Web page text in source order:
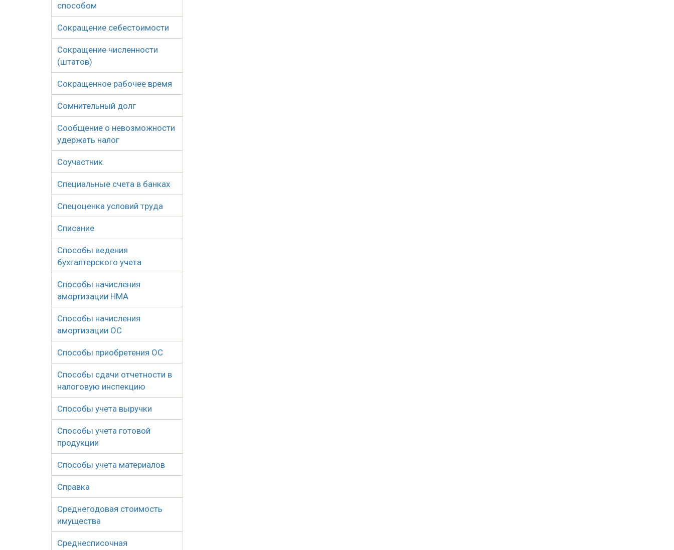
способом
Сокращение себестоимости
Сокращение численности
(штатов)
Сокращенное рабочее время
Сомнительный долг
Сообщение о невозможности
удержать налог
Соучастник
Специальные счета в банках
Спецоценка условий труда
Списание
Способы ведения
бухгалтерского учета
Способы начисления
амортизации НМА
Способы начисления
амортизации ОС
Способы приобретения ОС
Способы сдачи отчетности в
налоговую инспекцию
Способы учета выручки
Способы учета готовой
продукции
Способы учета материалов
Справка
Среднегодовая стоимость
имущества
Среднесписочная